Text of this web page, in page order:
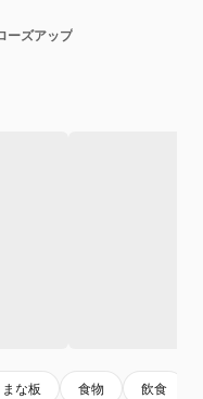
ーズアップ
まな板 食物 飲食